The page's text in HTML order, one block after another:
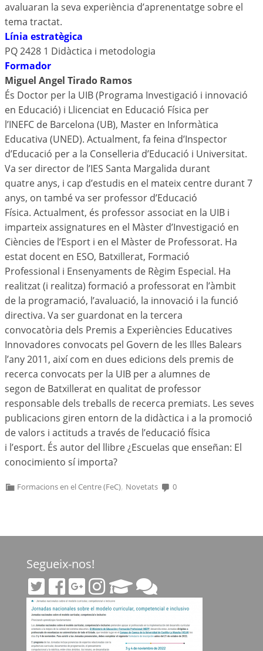
avaluaran la seva experiència d’aprenentatge sobre el
tema tractat.
Línia estratègica
PQ 2428 1 Didàctica i metodologia
Formador
Miguel Angel Tirado Ramos
És Doctor per la UIB (Programa Investigació i innovació
en Educació) i Llicenciat en Educació Física per
l’INEFC de Barcelona (UB), Master en Informàtica
Educativa (UNED). Actualment, fa feina d’Inspector
d’Educació per a la Conselleria d’Educació i Universitat.
Va ser director de l’IES Santa Margalida durant
quatre anys, i cap d’estudis en el mateix centre durant 7
anys, on també va ser professor d’Educació
Física. Actualment, és professor associat en la UIB i
imparteix assignatures en el Màster d’Investigació en
Ciències de l’Esport i en el Màster de Professorat. Ha
estat docent en ESO, Batxillerat, Formació
Professional i Ensenyaments de Règim Especial. Ha
realitzat (i realitza) formació a professorat en l’àmbit
de la programació, l’avaluació, la innovació i la funció
directiva. Va ser guardonat en la tercera
convocatòria dels Premis a Experiències Educatives
Innovadores convocats pel Govern de les Illes Balears
l’any 2011, així com en dues edicions dels premis de
recerca convocats per la UIB per a alumnes de
segon de Batxillerat en qualitat de professor
responsable dels treballs de recerca premiats. Les seves
publicacions giren entorn de la didàctica i a la promoció
de valors i actituds a través de l’educació física
i l’esport. És autor del llibre ¿Escuelas que enseñan: El
conocimiento sí importa?
Formacions en el Centre (FeC), Novetats 0
Segueix-nos!